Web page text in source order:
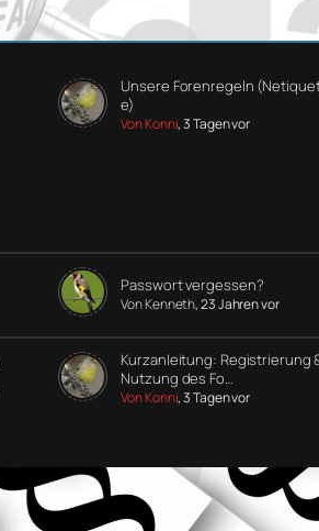
Unsere Forenregeln
e)
Von Konni, 3 Tagen vor
Passwort vergessen?
Von Kenneth, 23 Jahren vor
Kurzanleitung: Registrierung
Nutzung des Fo…
Von Konni, 3 Tagen vor